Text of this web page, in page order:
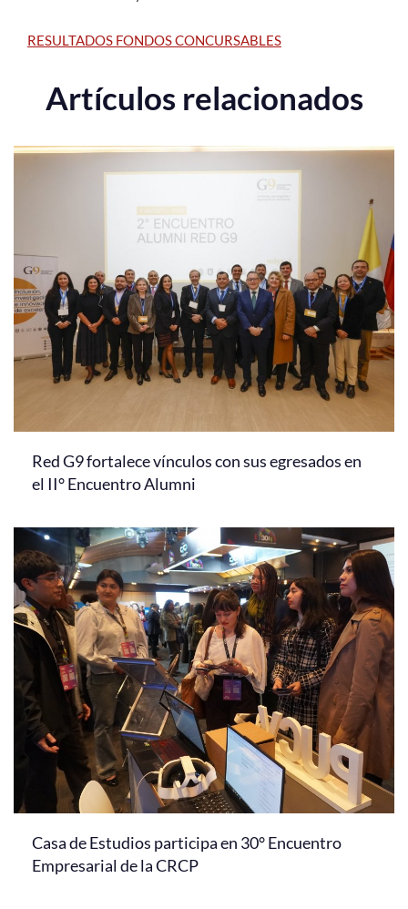
RESULTADOS FONDOS CONCURSABLES
Artículos relacionados
Red G9 fortalece vínculos con sus egresados en
el II° Encuentro Alumni
Casa de Estudios participa en 30° Encuentro
Empresarial de la CRCP